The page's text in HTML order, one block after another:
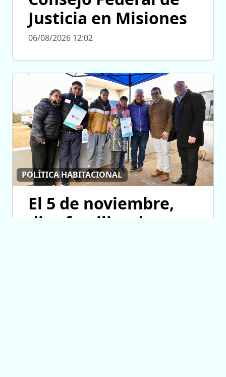
Justicia en Misiones
06/08/2026 12:02
POLÍTICA HABITACIONAL
El 5 de noviembre,
diez familias de